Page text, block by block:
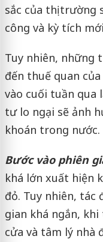
sắc của thị trường
công và kỳ tích
Tuy nhiên, những
đến thuế quan
vào cuối tuần qua
tư lo ngại sẽ ảnh
khoán trong nước.
Bước vào phiên
khá lớn xuất hiện
đỏ. Tuy nhiên, tác
gian khá ngắn,
cửa và tâm lý nhà